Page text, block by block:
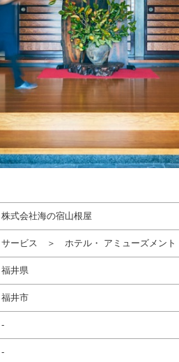
株式会社海の宿山根屋
サービス ＞ ホテル・ アミューズメント
福井県
福井市
-
-